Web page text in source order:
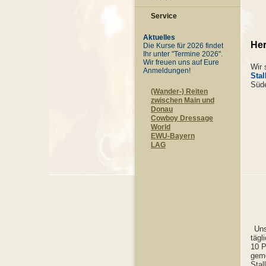
Service
Aktuelles
Die Kurse für 2026 findet
Ihr unter "Termine 2026".
Wir freuen uns auf Eure
Anmeldungen!
(Wander-) Reiten
zwischen Main und
Donau
Cowboy Dressage
World
EWU-Bayern
LAG
Wir
Stall
10